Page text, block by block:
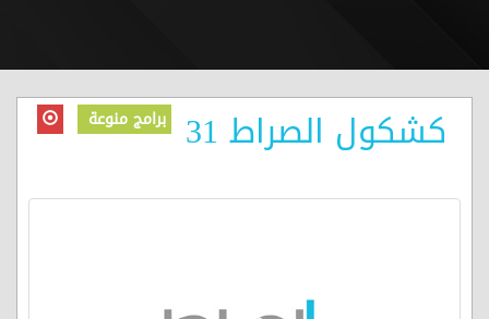
كشكول الصراط 31 برامج منوعة